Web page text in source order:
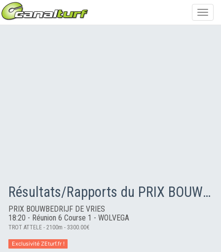
Résultats/Rapports du PRIX BOUWBEDRIJF DE VRIES
PRIX BOUWBEDRIJF DE VRIES
18:20 - Réunion 6 Course 1 - WOLVEGA
TROT ATTELE - 2100m - 3300.00€
Exclusivité ZEturf.fr !